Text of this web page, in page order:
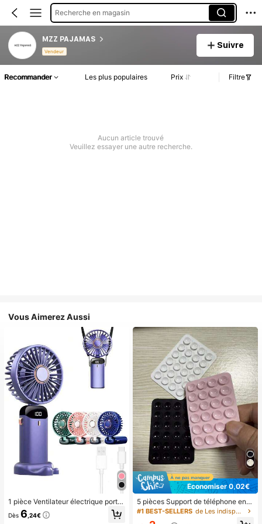
Recherche en magasin
MZZ PAJAMAS
Vendeur
Suivre
Recommander Les plus populaires Prix Filtre
Aucun article trouvé
Veuillez essayer une autre recherche.
Vous Aimerez Aussi
1 pièce Ventilateur électrique porta
ble mini, ventilateur portable rechar
geable USB, ventilateur de cou, ve
Dès 6 ,24€
Économiser 0,02€
5 pièces Support de téléphone en si
licone avec ventouse, support de té
léphone à ventouse, support de télé
#1 BEST-SELLERS de Les indispensables pour voyager en été Essentie